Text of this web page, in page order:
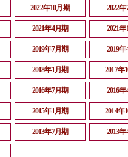
2022年10月期 2022
2021年4月期 2021
2019年7月期 2019
2018年1月期 2017年
2016年7月期 2016
2015年1月期 2014年
2013年7月期 2013